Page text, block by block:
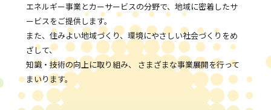
エネルギー事業とカーサービスの分野で、地域に密着したサ
ービスをご提供します。
また、住みよい地域づくり、環境にやさしい社会づくりをめ
ざして、
知識・技術の向上に取り組み、 さまざまな事業展開を行って
まいります。